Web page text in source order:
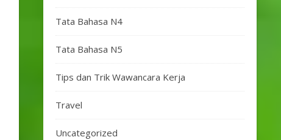
Tata Bahasa N4
Tata Bahasa N5
Tips dan Trik Wawancara Kerja
Travel
Uncategorized